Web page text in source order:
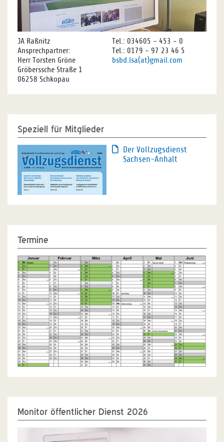
JA Raßnitz
Ansprechpartner:
Herr Torsten Gröne
Gröberssche Straße 1
06258 Schkopau
Tel.: 034605 - 453 - 0
Tel.: 0179 - 97 23 46 5
bsbd.lsa(at)gmail.com
Speziell für Mitglieder
Der Vollzugsdienst
Sachsen-Anhalt
Termine
Monitor öffentlicher Dienst 2026